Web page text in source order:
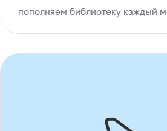
пополняем библиотеку каждый